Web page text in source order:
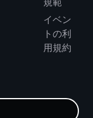
イベン
トの利
用規約